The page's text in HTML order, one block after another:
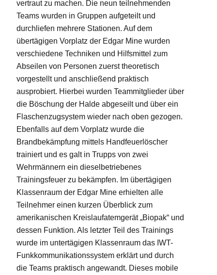
vertraut zu machen. Die neun teilnehmenden
Teams wurden in Gruppen aufgeteilt und
durchliefen mehrere Stationen. Auf dem
übertägigen Vorplatz der Edgar Mine wurden
verschiedene Techniken und Hilfsmittel zum
Abseilen von Personen zuerst theoretisch
vorgestellt und anschließend praktisch
ausprobiert. Hierbei wurden Teammitglieder über
die Böschung der Halde abgeseilt und über ein
Flaschenzugsystem wieder nach oben gezogen.
Ebenfalls auf dem Vorplatz wurde die
Brandbekämpfung mittels Handfeuerlöscher
trainiert und es galt in Trupps von zwei
Wehrmännern ein dieselbetriebenes
Trainingsfeuer zu bekämpfen. Im übertägigen
Klassenraum der Edgar Mine erhielten alle
Teilnehmer einen kurzen Überblick zum
amerikanischen Kreislaufatemgerät „Biopak“ und
dessen Funktion. Als letzter Teil des Trainings
wurde im untertägigen Klassenraum das IWT-
Funkkommunikationssystem erklärt und durch
die Teams praktisch angewandt. Dieses mobile